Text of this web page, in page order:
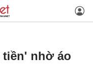
tiền' nhờ áo